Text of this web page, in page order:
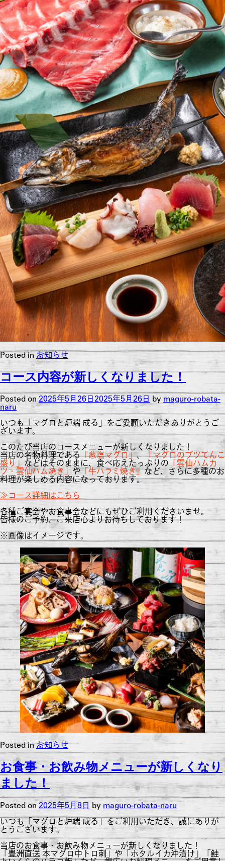
Posted inお知らせ
コース内容が新しくなりました！
Posted on 2025年5月26日 2025年5月26日 by maguro-robata-
naru
いつも「マグロと炉端 成る」をご愛顧いただきありがとうご
ざいます。
このたび当店のコースメニューが新しくなりました！
当店の名物料理である「葱塩マグロ」、「マグロのブツてんこ
盛り」 などはそのままに、食べ応えたっぷりの 「雲仙ハムカ
ツ・雲仙ハム焼き」 や「牛ハラミ焼き」など、さらに多種のお
料理が楽しめる内容になっております。
≫コース詳細はこちら
各種ご宴会やお食事会などにもぜひご利用くださいませ。
皆様のご予約、ご来店心よりお待ちしております！
※画像はイメージです。
Posted in お知らせ
お食事・お飲み物メニューが新しくなり
ました！
Posted on 2025年5月8日 by maguro-robata-naru
いつも「マグロと炉端 成る」をご利用いただき、誠にありが
とうございます。
当店のお食事・お飲み物メニューが新しくなりました！
「豊洲直送 本マグロ中トロ刺」や「ホタルイカ沖漬け」「鮭